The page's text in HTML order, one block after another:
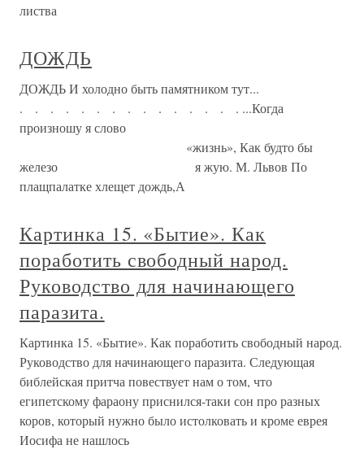
листва
ДОЖДЬ
ДОЖДЬ И холодно быть памятником тут...
. . . . . . . . . . . . . . . ...Когда
произношу я слово
«жизнь», Как будто бы
железо я жую. М. Львов По
плащпалатке хлещет дождь,А
Картинка 15. «Бытие». Как
поработить свободный народ.
Руководство для начинающего
паразита.
Картинка 15. «Бытие». Как поработить свободный народ.
Руководство для начинающего паразита. Следующая
библейская притча повествует нам о том, что
египетскому фараону приснился-таки сон про разных
коров, который нужно было истолковать и кроме еврея
Иосифа не нашлось